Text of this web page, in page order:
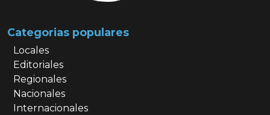
Categorias populares
Locales
Editoriales
Regionales
Nacionales
Internacionales